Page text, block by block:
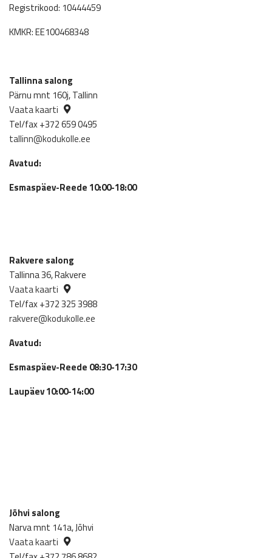
Registrikood: 10444459
KMKR: EE100468348
Tallinna salong
Pärnu mnt 160j, Tallinn
Vaata kaarti
Tel/fax +372 659 0495
tallinn@kodukolle.ee
Avatud:
Esmaspäev-Reede 10:00-18:00
Rakvere salong
Tallinna 36, Rakvere
Vaata kaarti
Tel/fax +372 325 3988
rakvere@kodukolle.ee
Avatud:
Esmaspäev-Reede 08:30-17:30
Laupäev 10:00-14:00
Jõhvi salong
Narva mnt 141a, Jõhvi
Vaata kaarti